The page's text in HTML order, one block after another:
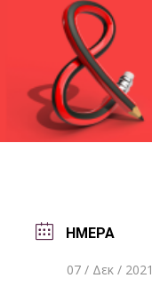
ΗΜΕΡΑ
07 / Δεκ / 2021